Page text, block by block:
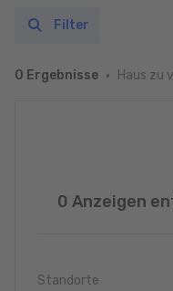
0 Ergebnisse Haus zu
Filter
0 Anzeigen
Standorte